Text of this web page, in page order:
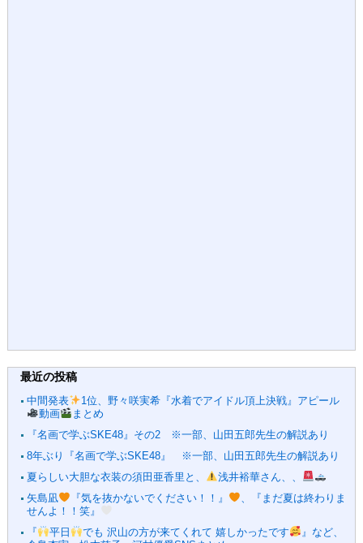
最近の投稿
中間発表
1位、野々咲実希『水着でアイドル頂上決戦』アピール
動画
まとめ
『名画で学ぶSKE48』その2 ※一部、山田五郎先生の解説あり
8年ぶり『名画で学ぶSKE48』 ※一部、山田五郎先生の解説あり
夏らしい大胆な衣装の須田亜香里と、
浅井裕華さん、、
矢島凪
『気を抜かないでください！！』
、『まだ夏は終わりま
せんよ！！笑』
『
平日 でも 沢山の方が来てくれて 嬉しかったです
』など、